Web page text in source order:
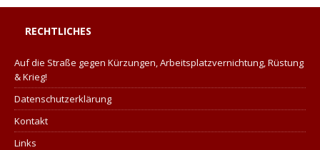
RECHTLICHES
Auf die Straße gegen Kürzungen, Arbeitsplatzvernichtung, Rüstung
& Krieg!
Datenschutzerklärung
Kontakt
Links